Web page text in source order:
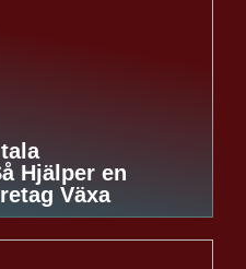
Hjälper en
Växa